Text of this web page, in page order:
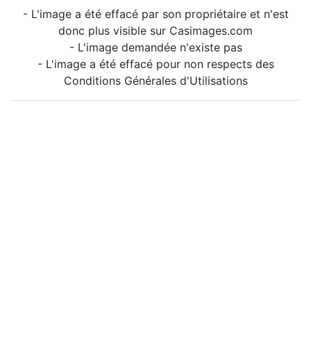
- L'image a été effacé par son propriétaire et n'est
donc plus visible sur Casimages.com
- L'image demandée n'existe pas
- L'image a été effacé pour non respects des
Conditions Générales d'Utilisations